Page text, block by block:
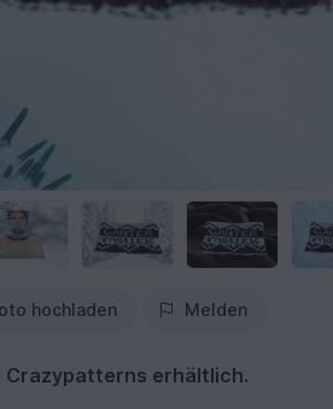
hochladen Melden
Crazypatterns erhältlich.